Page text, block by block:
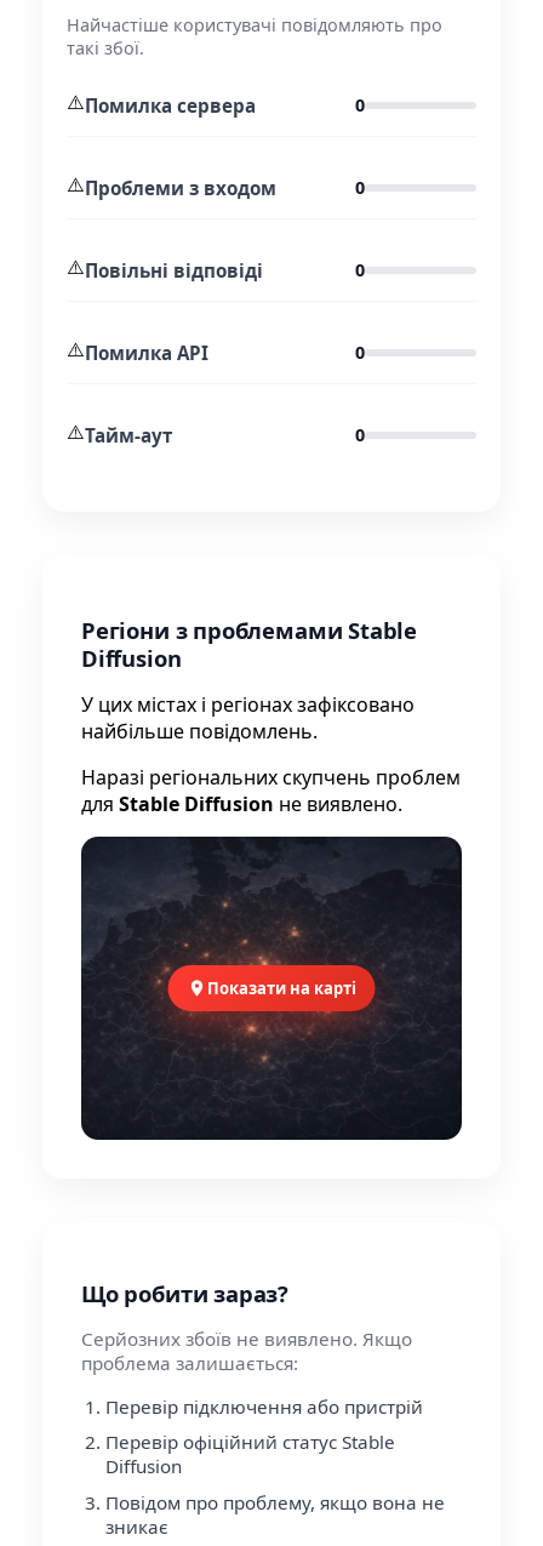
Найчастіше користувачі повідомляють про
такі збої.
⚠️Помилка сервера 0
⚠️Проблеми з входом 0
⚠️Повільні відповіді 0
⚠️Помилка API 0
⚠️Тайм-аут 0
Регіони з проблемами Stable
Diffusion
У цих містах і регіонах зафіксовано
найбільше повідомлень.
Наразі регіональних скупчень проблем
для Stable Diffusion не виявлено.
Показати на карті
Що робити зараз?
Серйозних збоїв не виявлено. Якщо
проблема залишається:
Перевір підключення або пристрій
Перевір офіційний статус Stable
Diffusion
Повідом про проблему, якщо вона не
зникає